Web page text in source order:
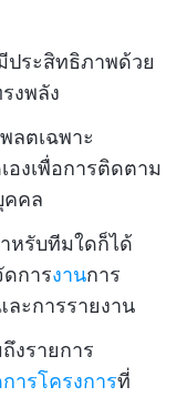
ประสิทธิภาพด้วย
งพลัง
ลตเฉพาะ
งเพื่อการติดตาม
คคล
หรับทีมใดก็ได้
ดการงานการ
ละการรายงาน
งรายการ
ารโครงการที่